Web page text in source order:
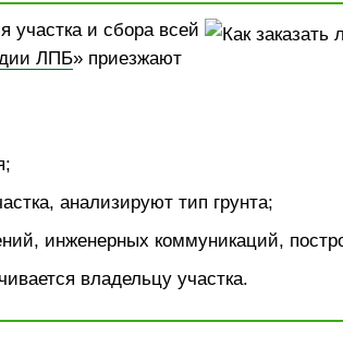
участка и сбора всей
ЛПБ» приезжают
анализируют тип грунта;
инженерных коммуникаций,
владельцу участка.